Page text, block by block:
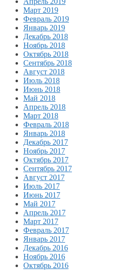
Март 2019
Февраль 2019
Январь 2019
Декабрь 2018
Ноябрь 2018
Октябрь 2018
Сентябрь 2018
Август 2018
Июль 2018
Июнь 2018
Май 2018
Апрель 2018
Март 2018
Февраль 2018
Январь 2018
Декабрь 2017
Ноябрь 2017
Октябрь 2017
Сентябрь 2017
Август 2017
Июль 2017
Июнь 2017
Май 2017
Апрель 2017
Март 2017
Февраль 2017
Январь 2017
Декабрь 2016
Ноябрь 2016
Октябрь 2016